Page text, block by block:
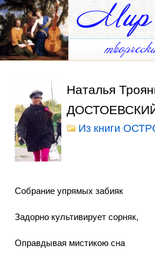
Наталья
Из книги
Собрание упрямых забияк
Задорно культивирует сорняк,
Оправдывая мистикою сна